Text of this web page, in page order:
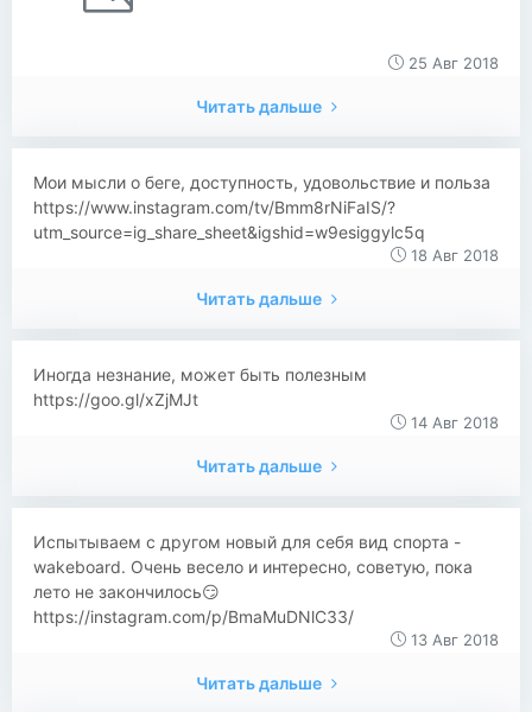
25 Авг 2018
Читать дальше
Мои мысли о беге, доступность, удовольствие и польза
https://www.instagram.com/tv/Bmm8rNiFaIS/?
utm_source=ig_share_sheet&igshid=w9esiggylc5q
18 Авг 2018
Читать дальше
Иногда незнание, может быть полезным
https://goo.gl/xZjMJt
14 Авг 2018
Читать дальше
Испытываем с другом новый для себя вид спорта -
wakeboard. Очень весело и интересно, советую, пока
лето не закончилось😏
https://instagram.com/p/BmaMuDNlC33/
13 Авг 2018
Читать дальше